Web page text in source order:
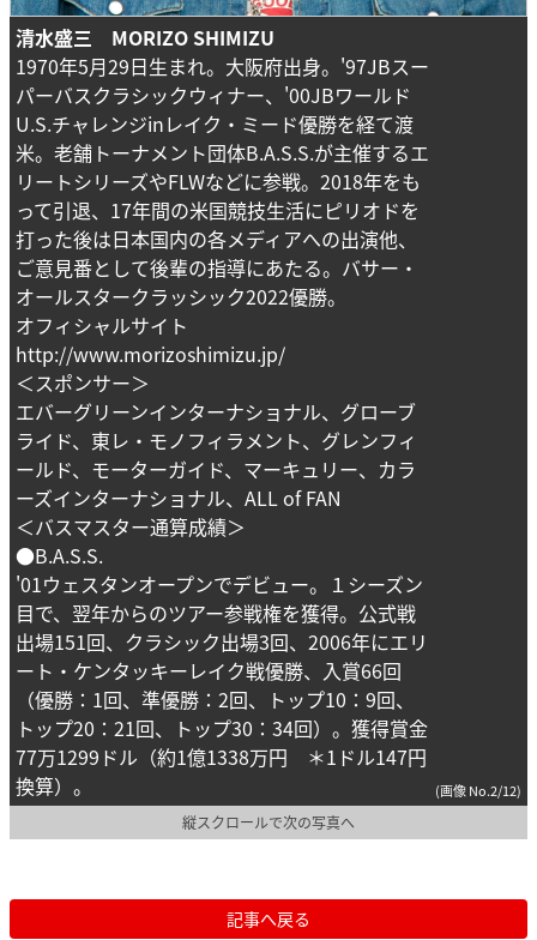
清水盛三 MORIZO SHIMIZU
1970年5月29日生まれ。大阪府出身。'97JBスー
パーバスクラシックウィナー、'00JBワールド
U.S.チャレンジinレイク・ミード優勝を経て渡
米。老舗トーナメント団体B.A.S.S.が主催するエ
リートシリーズやFLWなどに参戦。2018年をも
って引退、17年間の米国競技生活にピリオドを
打った後は日本国内の各メディアへの出演他、
ご意見番として後輩の指導にあたる。バサー・
オールスタークラッシック2022優勝。
オフィシャルサイト
http://www.morizoshimizu.jp/
＜スポンサー＞
エバーグリーンインターナショナル、グローブ
ライド、東レ・モノフィラメント、グレンフィ
ールド、モーターガイド、マーキュリー、カラ
ーズインターナショナル、ALL of FAN
＜バスマスター通算成績＞
●B.A.S.S.
'01ウェスタンオープンでデビュー。１シーズン
目で、翌年からのツアー参戦権を獲得。公式戦
出場151回、クラシック出場3回、2006年にエリ
ート・ケンタッキーレイク戦優勝、入賞66回
（優勝：1回、準優勝：2回、トップ10：9回、
トップ20：21回、トップ30：34回）。獲得賞金
77万1299ドル（約1億1338万円 ＊1ドル147円
換算）。
(画像 No.2/12)
縦スクロールで次の写真へ
記事へ戻る